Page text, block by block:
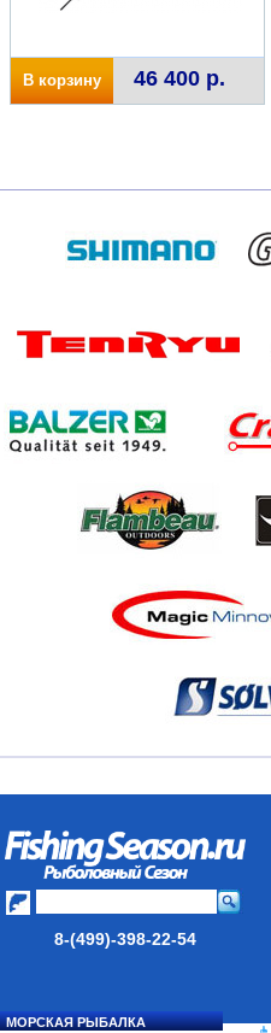
В корзину 46 400 р.
8-(499)-398-22-54
МОРСКАЯ РЫБАЛКА